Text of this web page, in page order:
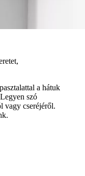
a hátuk
szó
vagy cseréjéről.